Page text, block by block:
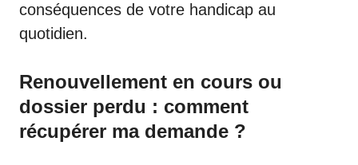
conséquences de votre handicap au
quotidien.
Renouvellement en cours ou
dossier perdu : comment
récupérer ma demande ?